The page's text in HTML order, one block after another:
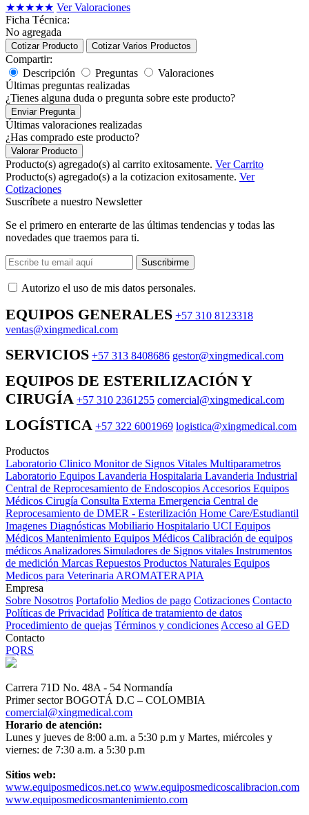
★★★★★ Ver Valoraciones
Ficha Técnica:
No agregada
Cotizar Producto Cotizar Varios Productos
Compartir:
Descripción
Preguntas
Valoraciones
Últimas preguntas realizadas
¿Tienes alguna duda o pregunta sobre este producto?
Enviar Pregunta
Últimas valoraciones realizadas
¿Has comprado este producto?
Valorar Producto
Producto(s) agregado(s) al carrito exitosamente. Ver Carrito
Producto(s) agregado(s) a la cotizacion exitosamente. Ver
Cotizaciones
Suscríbete a nuestro Newsletter
Se el primero en enterarte de las últimas tendencias y todas las
novedades que traemos para ti.
Suscribirme
Autorizo ​​el uso de mis datos personales.
EQUIPOS GENERALES +57 310 8123318
ventas@xingmedical.com
SERVICIOS +57 313 8408686 gestor@xingmedical.com
EQUIPOS DE ESTERILIZACIÓN Y
CIRUGÍA +57 310 2361255 comercial@xingmedical.com
LOGÍSTICA +57 322 6001969 logistica@xingmedical.com
Productos
Laboratorio Clinico Monitor de Signos Vitales Multiparametros
Laboratorio Equipos Lavanderia Hospitalaria Lavanderia Industrial
Central de Reprocesamiento de Endoscopios Accesorios Equipos
Médicos Cirugía Consulta Externa Emergencia Central de
Reprocesamiento de DMER - Esterilización Home Care/Estudiantil
Imagenes Diagnósticas Mobiliario Hospitalario UCI Equipos
Médicos Mantenimiento Equipos Médicos Calibración de equipos
médicos Analizadores Simuladores de Signos vitales Instrumentos
de medición Marcas Repuestos Productos Naturales Equipos
Medicos para Veterinaria AROMATERAPIA
Empresa
Sobre Nosotros Portafolio Medios de pago Cotizaciones Contacto
Políticas de Privacidad Política de tratamiento de datos
Procedimiento de quejas Términos y condiciones Acceso al GED
Contacto
PQRS
Carrera 71D No. 48A - 54 Normandía
Primer sector BOGOTÁ D.C – COLOMBIA
comercial@xingmedical.com
Horario de atención:
Lunes y jueves de 8:00 a.m. a 5:30 p.m y Martes, miércoles y
viernes: de 7:30 a.m. a 5:30 p.m
Sitios web:
www.equiposmedicos.net.co www.equiposmedicoscalibracion.com
www.equiposmedicosmantenimiento.com